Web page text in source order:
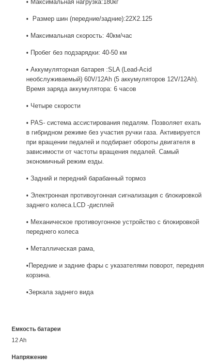
• Максимальная нагрузка:180кг
• Размер шин (передние/задние):22Х2.125
• Максимальная скорость: 40км/час
• Пробег без подзарядки: 40-50 км
• Аккумуляторная батарея :SLA (Lead-Acid
необслуживаемый) 60V/12Ah (5 аккумуляторов 12V/12Ah).
Время заряда аккумулятора: 6 часов
• Четыре скорости
• PAS- система ассистирования педалям. Позволяет ехать
в гибридном режиме без участия ручки газа. Активируется
при вращении педалей и подбирает обороты двигателя в
зависимости от частоты вращения педалей. Самый
экономичный режим езды.
• Задний и передний барабанный тормоз
• Электронная противоугонная сигнализация с блокировкой
заднего колеса.LCD -дисплей
• Механическое противоугонное устройство с блокировкой
переднего колеса
• Металлическая рама,
•Передние и задние фары с указателями поворот, передняя
корзина.
•Зеркала заднего вида
Емкость батареи
12 Ah
Напряжение